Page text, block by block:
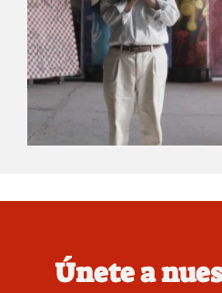
Únete a